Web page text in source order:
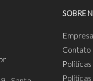
SOBRE
Contato